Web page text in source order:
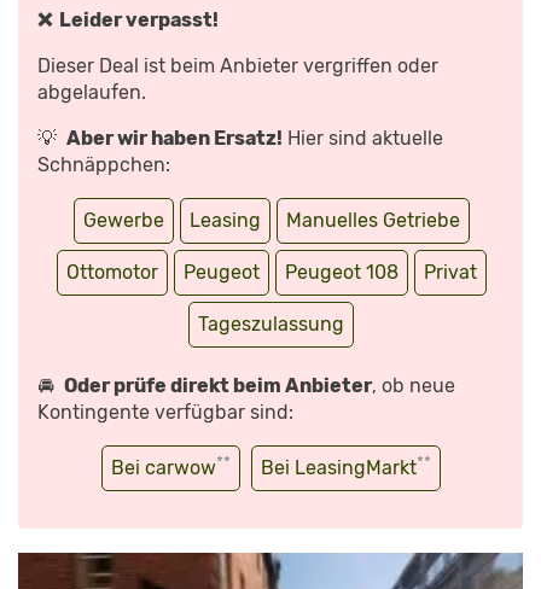
❌ Leider verpasst!
Dieser Deal ist beim Anbieter vergriffen oder
abgelaufen.
💡 Aber wir haben Ersatz! Hier sind aktuelle
Schnäppchen:
Gewerbe Leasing Manuelles Getriebe
Ottomotor Peugeot Peugeot 108 Privat
Tageszulassung
🚘 Oder prüfe direkt beim Anbieter, ob neue
Kontingente verfügbar sind:
Bei carwow** Bei LeasingMarkt**